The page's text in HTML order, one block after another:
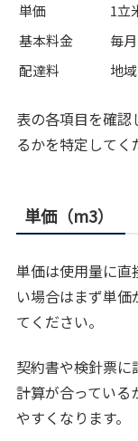
単価
1立
基本料金
毎
配達料
地
表の各項目を確
るかを特定してく
単価（m3）
単価は使用量に直
い場合はまず単
てください。
契約書や検針票
計算が合っている
やすくなります。